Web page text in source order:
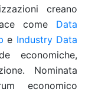
creano
come Data
e Industry Data
economiche,
Nominata
economico